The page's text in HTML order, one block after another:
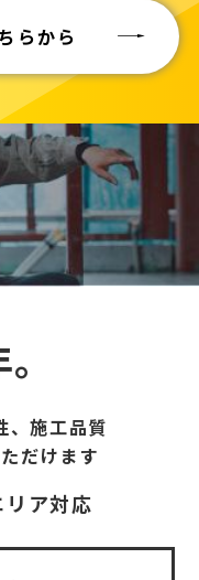
らから
、施工品質
だけます
ア対応